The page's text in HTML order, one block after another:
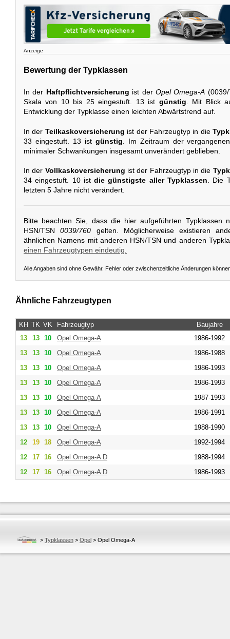
Anzeige
Bewertung der Typklassen
In der Haftpflichtversicherung ist der Opel Omega-A
Skala von 10 bis 25 eingestuft. 13 ist günstig . Mit Blick
Entwicklung der Typklasse einen leichten Abwärtstrend auf.
In der Teilkaskoversicherung ist der Fahrzeugtyp in die
33 eingestuft. 13 ist günstig . Im Zeitraum der
minimaler Schwankungen insgesamt unverändert geblieben.
In der Vollkaskoversicherung ist der Fahrzeugtyp in die
34 eingestuft. 10 istdie günstigste aller Typklassen. Die
letzten 5 Jahre nicht verändert.
Bitte beachten Sie, dass die hier aufgeführten Typklassen
HSN/TSN0039/760 gelten. Möglicherweise existieren
ähnlichen Namens mit anderen HSN/TSN und anderen
einen Fahrzeugtypen eindeutig.
Alle Angaben sind ohne Gewähr. Fehler oder zwischenzeitliche Änderungen
Ähnliche Fahrzeugtypen
KH TK VK Fahrzeugtyp
Baujahre
13
13 10 Opel Omega-A
1986-1992
13
13 10 Opel Omega-A
1986-1988
13
13 10 Opel Omega-A
1986-1993
13
13 10 Opel Omega-A
1986-1993
13
13 10 Opel Omega-A
1987-1993
13
13 10 Opel Omega-A
1986-1991
13
13 10 Opel Omega-A
1988-1990
12
19 18 Opel Omega-A
1992-1994
12
17 16 Opel Omega-A D
1988-1994
12
17 16 Opel Omega-A D 1986-1993
> Typklassen > Opel > Opel Omega-A